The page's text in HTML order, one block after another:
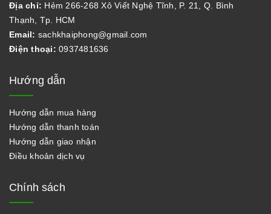
Địa chỉ: Hẻm 266-268 Xô Viết Nghệ Tĩnh, P. 21, Q. Bình
Thạnh, Tp. HCM
Email: sachkhaiphong@gmail.com
Điện thoại: 0937481636
Hướng dẫn
Hướng dẫn mua hàng
Hướng dẫn thanh toán
Hướng dẫn giao nhận
Điều khoản dịch vụ
Chính sách